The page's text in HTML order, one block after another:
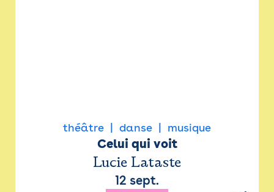
théâtre danse musique
Celui qui voit
Lucie Lataste
12 sept.